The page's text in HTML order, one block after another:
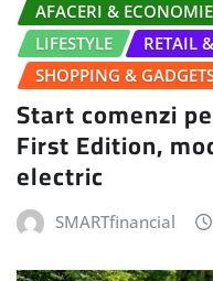
AFACERI & ECONOMIE
LIFESTYLE
RETAIL
SHOPPING &
Start comenzi
First Edition,
electric
SMARTfinancial